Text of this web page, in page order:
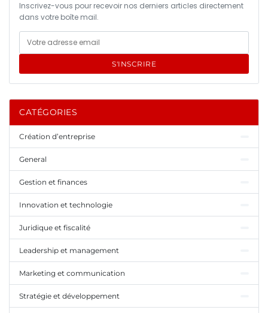
Inscrivez-vous pour recevoir nos derniers articles directement
dans votre boîte mail.
S'INSCRIRE
CATÉGORIES
Création d’entreprise
General
Gestion et finances
Innovation et technologie
Juridique et fiscalité
Leadership et management
Marketing et communication
Stratégie et développement